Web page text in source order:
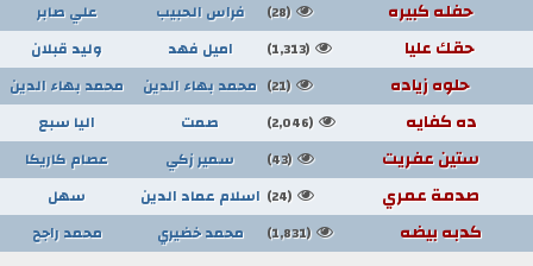
حفله كبيره (28) فراس الحبيب علي صابر
حقك عليا (1,313) اميل فهد وليد قبلان
حلوه زياده (21) محمد بهاء الدين محمد بهاء الدين
ده كفايه (2,046) صمت اليا سبع
ستين عفريت (43) سمير زكي عصام كاريكا
صدمة عمري (24) اسلام عماد الدين سهل
كدبه بيضه (1,831) محمد خضيري محمد راجح